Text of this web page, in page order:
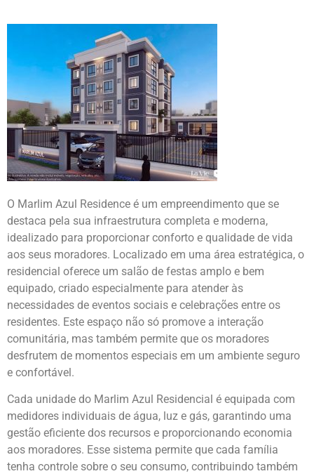
O Marlim Azul Residence é um empreendimento que se
destaca pela sua infraestrutura completa e moderna,
idealizado para proporcionar conforto e qualidade de vida
aos seus moradores. Localizado em uma área estratégica, o
residencial oferece um salão de festas amplo e bem
equipado, criado especialmente para atender às
necessidades de eventos sociais e celebrações entre os
residentes. Este espaço não só promove a interação
comunitária, mas também permite que os moradores
desfrutem de momentos especiais em um ambiente seguro
e confortável.
Cada unidade do Marlim Azul Residencial é equipada com
medidores individuais de água, luz e gás, garantindo uma
gestão eficiente dos recursos e proporcionando economia
aos moradores. Esse sistema permite que cada família
tenha controle sobre o seu consumo, contribuindo também